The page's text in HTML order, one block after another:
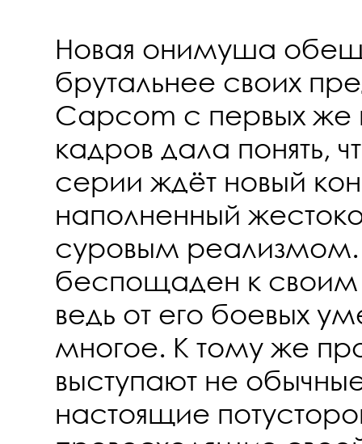
Новая онимуша
брутальнее своих
Capcom с первых же
кадров дала понять,
серии ждёт новый
наполненный
суровым реализмом.
беспощаден к своим
ведь от его боевых
многое. К тому же
выступают не
настоящие